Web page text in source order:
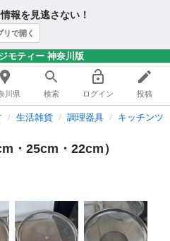
報を見逃さない！
リで開く
モティー 神奈川版
川県 検索 ログイン 投稿
生活雑貨 調理器具 キッチンツ
・25cm・22cm）